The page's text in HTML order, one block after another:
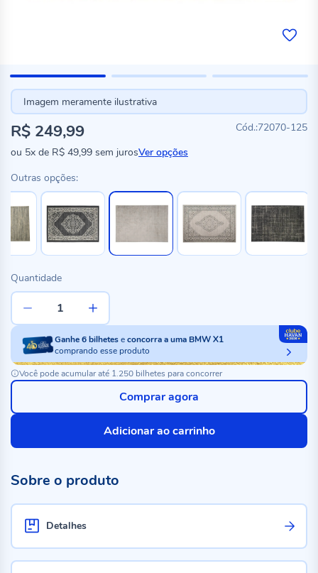
Imagem meramente ilustrativa
72070-125
R$ 249,99
ou 5x de R$ 49,99 sem jurosVer opções
Outras opções:
Quantidade
Ganhe6bilheteseconcorra a uma BMW X1
comprando esse produto
Você pode acumular até 1.250 bilhetes para concorrer
Adicionar ao carrinho
Comprar agora
Sobre o produto
Detalhes